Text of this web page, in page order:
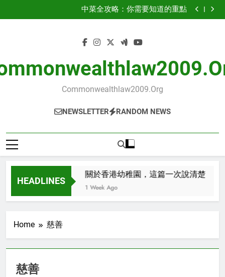
to
中菜全攻略：你需要知道的重點
搞懂蝴蝶 酥 禮 盒：實用資訊與注意事項
關於香港幼稚園，這篇一次說清楚
中菜全攻略：你需要知道的重點
Commonwealthlaw2009.org
NEWSLETTER RANDOM NEWS
HEADLINES
關於香港幼稚園，這篇一次說清楚
1 Week Ago
Home 慈善
慈善